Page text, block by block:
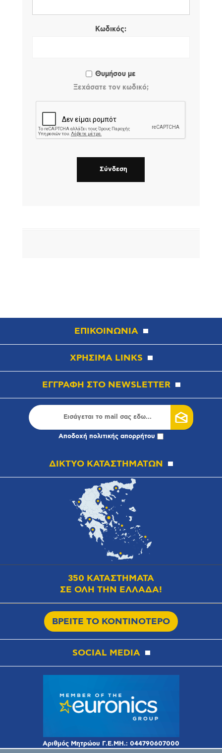
Κωδικός:
Θυμήσου με
Ξεχάσατε τον κωδικό;
ΕΠΙΚΟΙΝΩΝΙΑ
ΧΡΗΣΙΜΑ LINKS
ΕΓΓΡΑΦΗ ΣΤΟ NEWSLETTER
Αποδοχή πολιτικής απορρήτου
ΔΙΚΤΥΟ ΚΑΤΑΣΤΗΜΑΤΩΝ
350 ΚΑΤΑΣΤΗΜΑΤΑ
ΣΕ ΟΛΗ ΤΗΝ ΕΛΛΑΔΑ!
ΒΡΕΙΤΕ ΤΟ ΚΟΝΤΙΝΟΤΕΡΟ
SOCIAL MEDIA